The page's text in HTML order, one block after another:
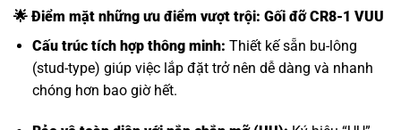
🌟 Điểm mặt những ưu điểm vượt trội: Gối đỡ CR8-1 VUU
Cấu trúc tích hợp thông minh: Thiết kế sẵn bu-lông
(stud-type) giúp việc lắp đặt trở nên dễ dàng và nhanh
chóng hơn bao giờ hết.